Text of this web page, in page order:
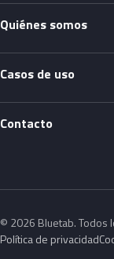
Quiénes somos
Casos de uso
Contacto
© 2026 Bluetab. Todos
Política de privacidad